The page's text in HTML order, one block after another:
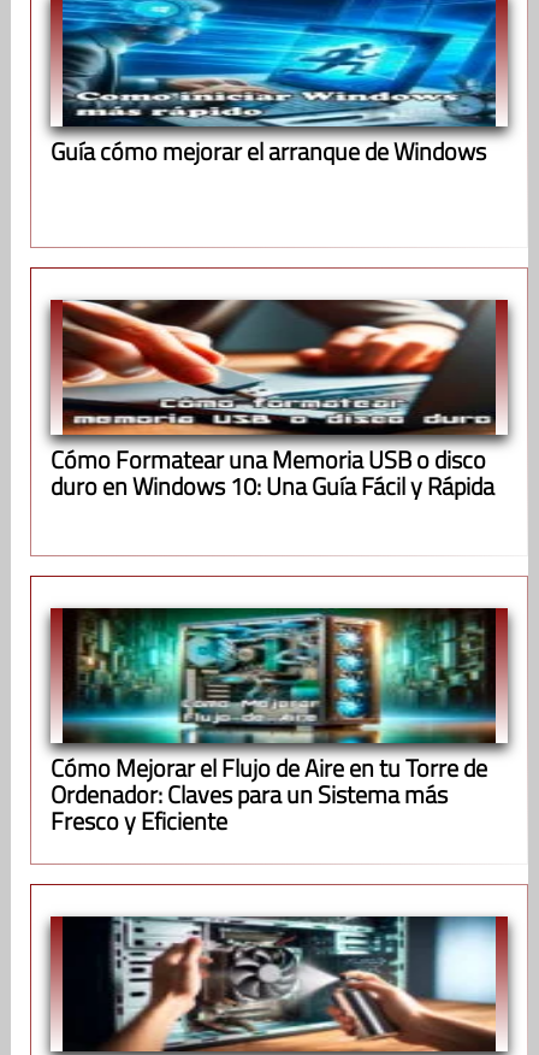
Guía cómo mejorar el arranque de Windows
Cómo Formatear una Memoria USB o disco
duro en Windows 10: Una Guía Fácil y Rápida
Cómo Mejorar el Flujo de Aire en tu Torre de
Ordenador: Claves para un Sistema más
Fresco y Eficiente